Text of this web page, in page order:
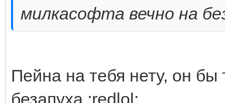
милкасофта вечно на
Пейна на тебя нету, он бы
безапуха :redlol: